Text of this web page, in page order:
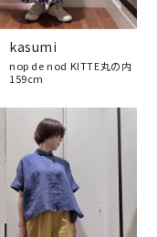
kasumi
nop de nod KITTE丸の内
159cm